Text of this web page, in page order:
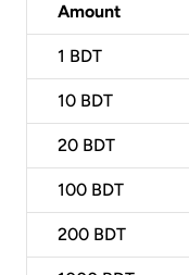
Amount
1 BDT
10 BDT
20 BDT
100 BDT
200 BDT